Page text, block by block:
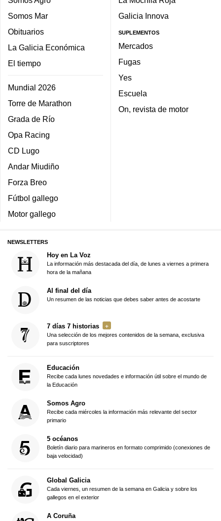
Somos Mar
Obituarios
La Galicia Económica
El tiempo
Mundial 2026
Torre de Marathon
Grada de Río
Opa Racing
CD Lugo
Andar Miudiño
Forza Breo
Fútbol gallego
Motor gallego
Galicia Innova
SUPLEMENTOS
Mercados
Fugas
Yes
Escuela
On, revista de motor
NEWSLETTERS
Hoy en La Voz
La información más destacada del día, de lunes a viernes a primera
hora de la mañana
Al final del día
Un resumen de las noticias que debes saber antes de acostarte
7 días 7 historias
Una selección de los mejores contenidos de la semana, exclusiva
para suscriptores
Educación
Recibe cada lunes novedades e información útil sobre el mundo de
la Educación
Somos Agro
Recibe cada miércoles la información más relevante del sector
primario
5 océanos
Boletín diario para marineros en formato comprimido (conexiones de
baja velocidad)
Global Galicia
Cada viernes, un resumen de la semana en Galicia y sobre los
gallegos en el exterior
A Coruña